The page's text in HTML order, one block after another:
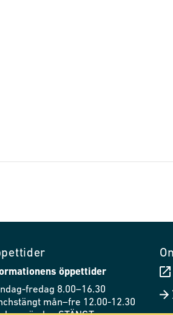
öppettider
fredag 8.00–16.30
mån–fre 12.00-12.30